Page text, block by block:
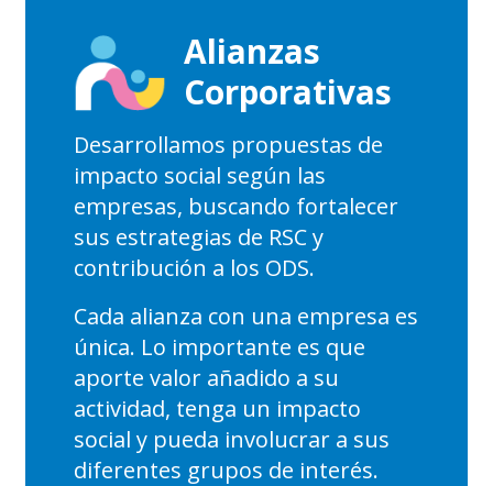
Alianzas
Corporativas
Desarrollamos propuestas de
impacto social según las
empresas, buscando fortalecer
sus estrategias de RSC y
contribución a los ODS.​
Cada alianza con una empresa es
única. Lo importante es que
aporte valor añadido a su
actividad, tenga un impacto
social y pueda involucrar a sus
diferentes grupos de interés.​